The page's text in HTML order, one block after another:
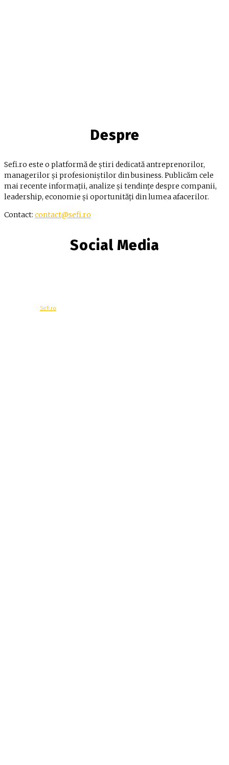
Despre
Sefi.ro este o platformă de știri dedicată antreprenorilor,
managerilor și profesioniștilor din business. Publicăm cele
mai recente informații, analize și tendințe despre companii,
leadership, economie și oportunități din lumea afacerilor.
Contact: contact@sefi.ro
Social Media
Sefi.ro